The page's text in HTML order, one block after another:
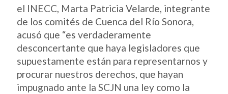
el INECC, Marta Patricia Velarde, integrante
de los comités de Cuenca del Río Sonora,
acusó que “es verdaderamente
desconcertante que haya legisladores que
supuestamente están para representarnos y
procurar nuestros derechos, que hayan
impugnado ante la SCJN una ley como la